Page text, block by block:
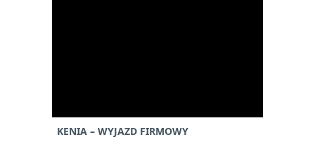
KENIA – WYJAZD FIRMOWY